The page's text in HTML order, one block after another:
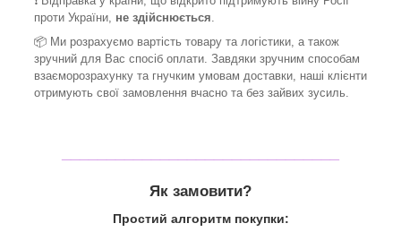
проти України, не здійснюється.
📦 Ми розрахуємо вартість товару та логістики, а також
зручний для Вас спосіб оплати. Завдяки зручним способам
взаєморозрахунку та гнучким умовам доставки, наші клієнти
отримують свої замовлення вчасно та без зайвих зусиль.
Як замовити?
Простий алгоритм покупки: